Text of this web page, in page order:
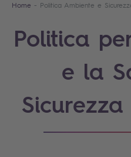
Home Politica Ambiente e
Politica
e la